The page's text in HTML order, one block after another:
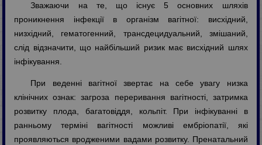
Зважаючи на те, що існує 5 основних шляхів
проникнення інфекції в організм вагітної: висхідний,
низхідний, гематогенний, трансдецидуальний, змішаний,
слід відзначити, що найбільший ризик має висхідний шлях
інфікування.
При веденні вагітної звертає на себе увагу низка
клінічних ознак: загроза переривання вагітності, затримка
розвитку плода, багатовіддя, кольпіт. При інфікуванні в
ранньому терміні вагітності можливі ембріопатії, які
проявляються вродженими вадами розвитку. Пренатальний